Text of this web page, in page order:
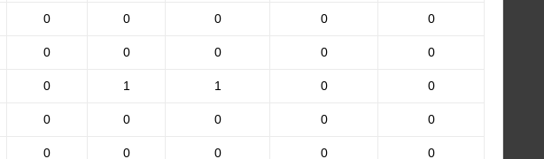
0 0 0 0 0
0 0 0 0 0
0 1 1 0 0
0 0 0 0 0
0 0 0 0 0